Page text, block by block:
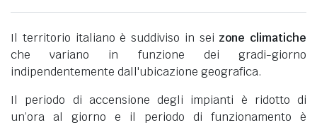
Il territorio italiano è suddiviso in sei zone climatiche
che variano in funzione dei gradi-giorno
indipendentemente dall'ubicazione geografica.
Il periodo di accensione degli impianti è ridotto di
un’ora al giorno e il periodo di funzionamento è